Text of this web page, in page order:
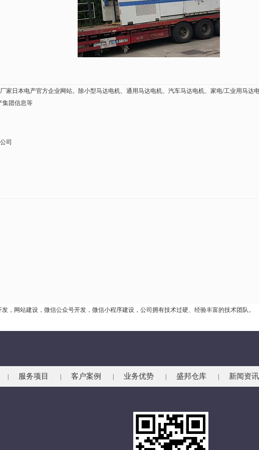
家日本电产官方企业网站。除小型马达电机、通用马达电机、汽车马达电机、家电/工业用马达
集团信息等
司
，网站建设，微信公众号开发，微信小程序建设，公司拥有技术过硬、经验丰富的技术团队。
服务项目 客户案例 业务优势 盛邦仓库 新闻资讯